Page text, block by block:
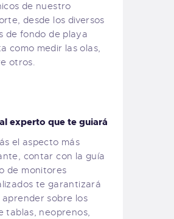
de nuestro
desde los diversos
de fondo de playa
como medir las olas,
otros.
experto que te guiará
el aspecto más
contar con la guía
de monitores
te garantizará
aprender sobre los
tablas, neoprenos,